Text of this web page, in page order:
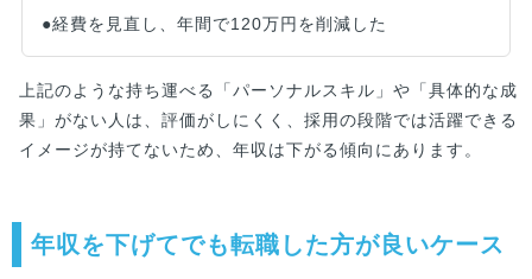
●経費を見直し、年間で120万円を削減した
上記のような持ち運べる「パーソナルスキル」や「具体的な成
果」がない人は、評価がしにくく、採用の段階では活躍できる
イメージが持てないため、年収は下がる傾向にあります。
年収を下げてでも転職した方が良いケース